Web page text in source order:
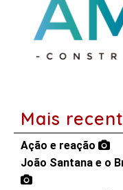
Mais
Ação e reação
João Santana e o